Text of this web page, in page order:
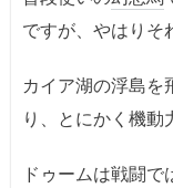
ですが、やはりそ
カイア湖の浮島を
り、とにかく機動
ドゥームは戦闘